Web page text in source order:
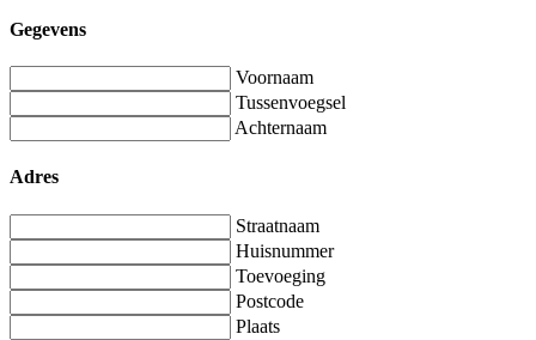
Gegevens
Voornaam
Tussenvoegsel
Achternaam
Adres
Straatnaam
Huisnummer
Toevoeging
Postcode
Plaats